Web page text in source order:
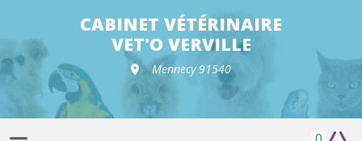
Paiement 100% sécurisé
Livraison gratuite en clinique vétérinaire
Retour gratuit en clinique
CABINET VÉTÉRINAIRE
VET'O VERVILLE
Mennecy 91540